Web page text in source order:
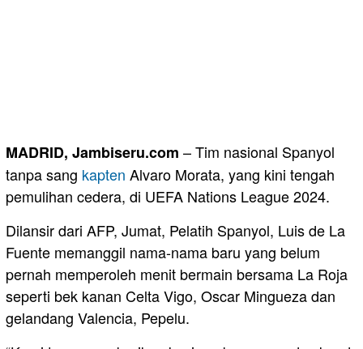
MADRID, Jambiseru.com – Tim nasional Spanyol
tanpa sang kapten Alvaro Morata, yang kini tengah
pemulihan cedera, di UEFA Nations League 2024.
Dilansir dari AFP, Jumat, Pelatih Spanyol, Luis de La
Fuente memanggil nama-nama baru yang belum
pernah memperoleh menit bermain bersama La Roja
seperti bek kanan Celta Vigo, Oscar Mingueza dan
gelandang Valencia, Pepelu.